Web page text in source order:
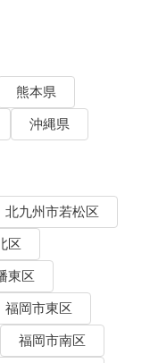
熊本県
沖縄県
北九州市若松区
区
東区
福岡市東区
福岡市南区